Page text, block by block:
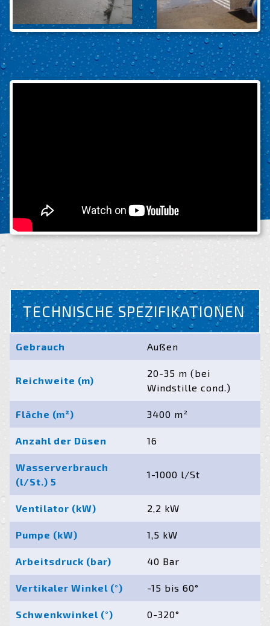
TECHNISCHE SPEZIFIKATIONEN
Gebrauch Außen
Reichweite (m)
20-35 m (bei
Windstille cond.)
Fläche (m²) 3400 m²
Anzahl der Düsen 16
Wasserverbrauch
(l/St.) 5
1-1000 l/St
Ventilator (kW) 2,2 kW
Pumpe (kW) 1,5 kW
Arbeitsdruck (bar) 40 Bar
Vertikaler Winkel (°) -15 bis 60°
Schwenkwinkel (°) 0-320°